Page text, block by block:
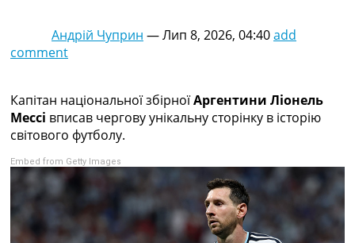
Таблиця АПЛ
Всі таблиці >>>
Рейтинги
Рейтинг країн УЄФА
Рейтинг клубів УЄФА
Рейтинг ФІФА
Телепрограма
Андрій Чуприн —Лип 8, 2026, 04:40add
comment
Капітан національної збірноїАргентини Ліонель
Мессі вписав чергову унікальну сторінку в історію
світового футболу.
Embed from Getty Images